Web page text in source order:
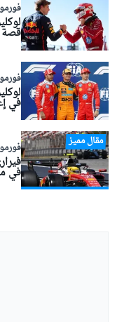
قصة
في
مقال مميز
في موسم